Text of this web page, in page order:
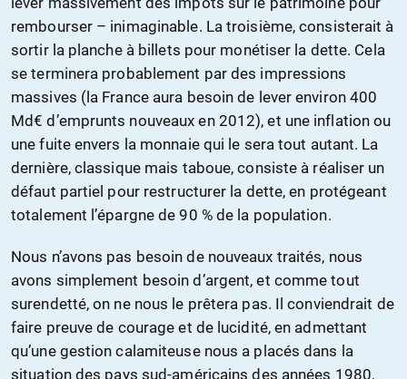
rembourser – inimaginable. La troisième, consisterait à
sortir la planche à billets pour monétiser la dette. Cela
se terminera probablement par des impressions
massives (la France aura besoin de lever environ 400
Md€ d’emprunts nouveaux en 2012), et une inflation ou
une fuite envers la monnaie qui le sera tout autant. La
dernière, classique mais taboue, consiste à réaliser un
défaut partiel pour restructurer la dette, en protégeant
totalement l’épargne de 90 % de la population.
Nous n’avons pas besoin de nouveaux traités, nous
avons simplement besoin d’argent, et comme tout
surendetté, on ne nous le prêtera pas. Il conviendrait de
faire preuve de courage et de lucidité, en admettant
qu’une gestion calamiteuse nous a placés dans la
situation des pays sud-américains des années 1980,